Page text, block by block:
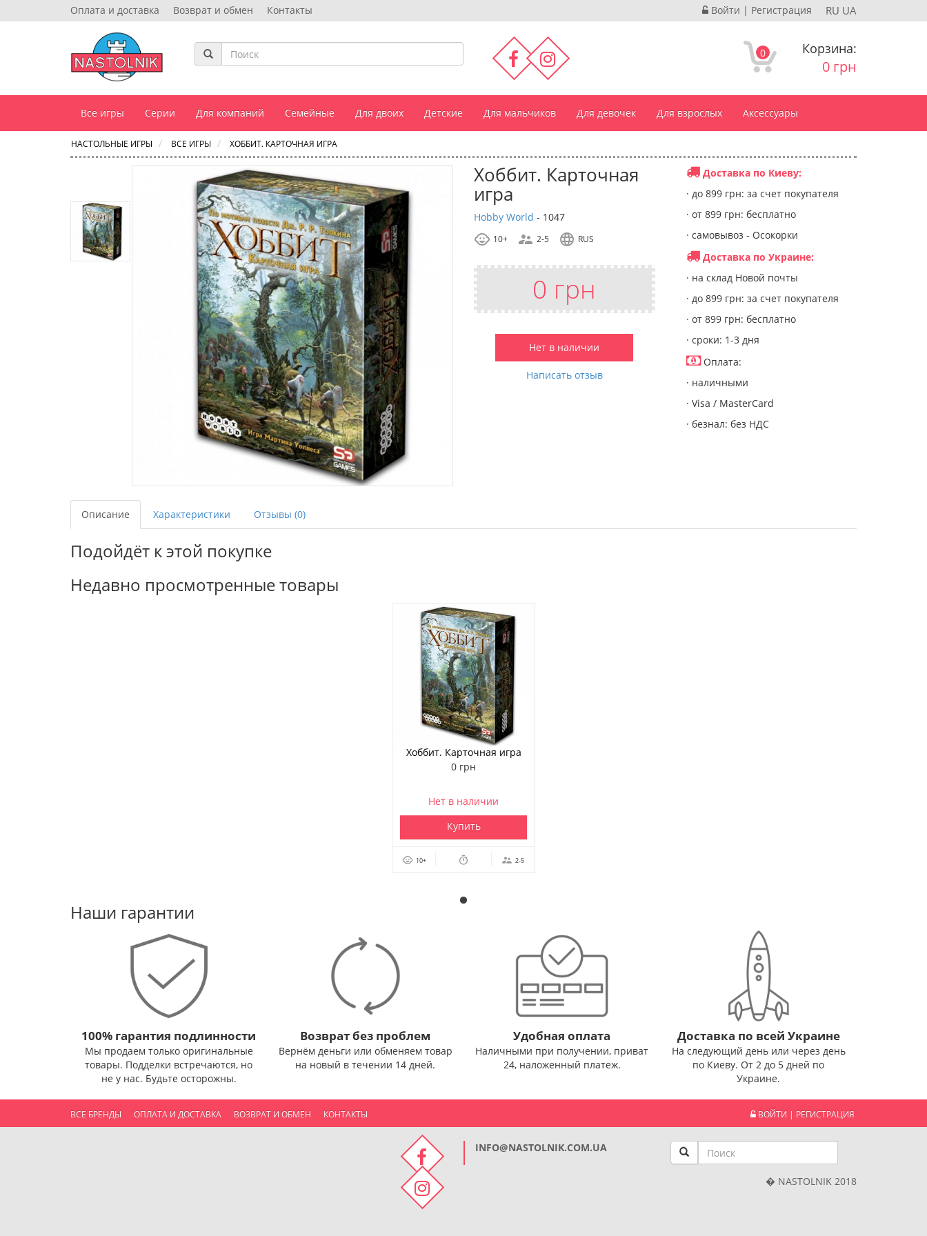
Оплата и доставка Возврат и обмен Контакты Войти | Регистрация RU UA
0 Корзина:
0 грн
Все игры Серии Для компаний Семейные Для двоих Детские Для мальчиков Для девочек Для взрослых Аксессуары
НАСТОЛЬНЫЕ ИГРЫ ВСЕ ИГРЫ ХОББИТ. КАРТОЧНАЯ ИГРА
Хоббит. Карточная
игра
Hobby World - 1047
10+ 2-5 RUS
0 грн
Нет в наличии
Написать отзыв
Доставка по Киеву:
· до 899 грн: за счет покупателя
· от 899 грн: бесплатно
· самовывоз - Осокорки
Доставка по Украине:
· на склад Новой почты
· до 899 грн: за счет покупателя
· от 899 грн: бесплатно
· сроки: 1-3 дня
Оплата:
· наличными
· Visa / MasterCard
· безнал: без НДС
Описание Характеристики Отзывы (0)
Подойдёт к этой покупке
Недавно просмотренные товары
Хоббит. Карточная игра
0 грн
Нет в наличии
Купить
10+ 2-5
Наши гарантии
100% гарантия подлинности
Мы продаем только оригинальные
товары. Подделки встречаются, но
не у нас. Будьте осторожны.
Возврат без проблем
Вернём деньги или обменяем товар
на новый в течении 14 дней.
Удобная оплата
Наличными при получении, приват
24, наложенный платеж.
Доставка по всей Украине
На следующий день или через день
по Киеву. От 2 до 5 дней по
Украине.
ВСЕ БРЕНДЫ ОПЛАТА И ДОСТАВКА ВОЗВРАТ И ОБМЕН КОНТАКТЫ ВОЙТИ | РЕГИСТРАЦИЯ
INFO@NASTOLNIK.COM.UA
� NASTOLNIK 2018